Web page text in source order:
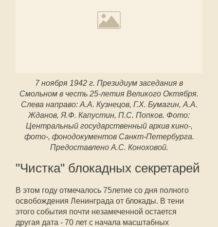
7 ноября 1942 г. Президиум заседания в
Смольном в честь 25-летия Великого Октября.
Слева направо: А.А. Кузнецов, Г.Х. Бумагин, А.А.
Жданов, Я.Ф. Капустин, П.С. Попков. Фото:
Центральный государственный архив кино-,
фото-, фонодокументов Санкт-Петербурга.
Предоставлено А.С. Коноховой.
"Чистка" блокадных секретарей
В этом году отмечалось 75летие со дня полного
освобождения Ленинграда от блокады. В тени
этого события почти незамеченной остается
другая дата - 70 лет с начала масштабных